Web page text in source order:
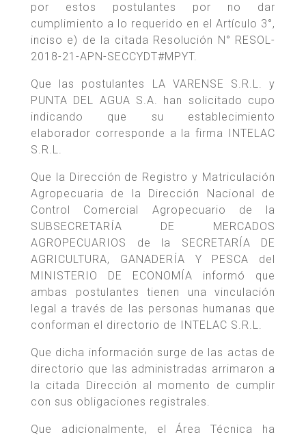
por estos postulantes por no dar
cumplimiento a lo requerido en el Artículo 3°,
inciso e) de la citada Resolución N° RESOL-
2018-21-APN-SECCYDT#MPYT.
Que las postulantes LA VARENSE S.R.L. y
PUNTA DEL AGUA S.A. han solicitado cupo
indicando que su establecimiento
elaborador corresponde a la firma INTELAC
S.R.L.
Que la Dirección de Registro y Matriculación
Agropecuaria de la Dirección Nacional de
Control Comercial Agropecuario de la
SUBSECRETARÍA DE MERCADOS
AGROPECUARIOS de la SECRETARÍA DE
AGRICULTURA, GANADERÍA Y PESCA del
MINISTERIO DE ECONOMÍA informó que
ambas postulantes tienen una vinculación
legal a través de las personas humanas que
conforman el directorio de INTELAC S.R.L.
Que dicha información surge de las actas de
directorio que las administradas arrimaron a
la citada Dirección al momento de cumplir
con sus obligaciones registrales.
Que adicionalmente, el Área Técnica ha